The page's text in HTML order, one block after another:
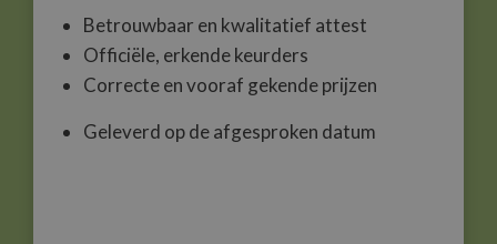
Betrouwbaar en kwalitatief attest
Officiële, erkende keurders
Correcte en vooraf gekende prijzen
Geleverd op de afgesproken datum